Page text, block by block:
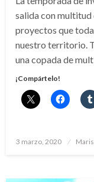
salida con multitud
proyectos que
nuestro territorio.
una copada de
¡Compártelo!
Publicado
3 marzo, 2020